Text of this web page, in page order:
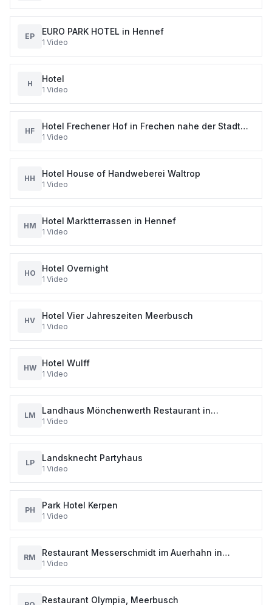
EP EURO PARK HOTEL in Hennef
1 Video
H Hotel
1 Video
HF
Hotel Frechener Hof in Frechen nahe der Stadt
Köln
1 Video
HH Hotel House of Handweberei Waltrop
1 Video
HM Hotel Marktterrassen in Hennef
1 Video
HO Hotel Overnight
1 Video
HV Hotel Vier Jahreszeiten Meerbusch
1 Video
HW Hotel Wulff
1 Video
LM
Landhaus Mönchenwerth Restaurant in
Meerbusch
1 Video
LP Landsknecht Partyhaus
1 Video
PH Park Hotel Kerpen
1 Video
RM
Restaurant Messerschmidt im Auerhahn in
Pulheim
1 Video
Restaurant Olympia, Meerbusch